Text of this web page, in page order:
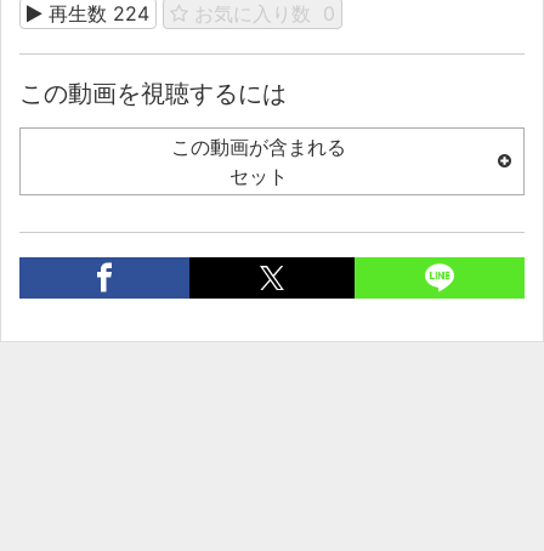
再生数 224 お気に入り数 0
この動画を視聴するには
この動画が含まれる
セット